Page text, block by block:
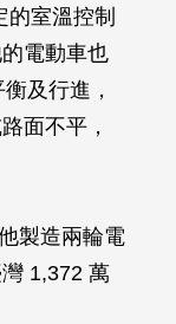
室溫控制
電動車也
及行進，
面不平，
製造兩輪電
1,372 萬